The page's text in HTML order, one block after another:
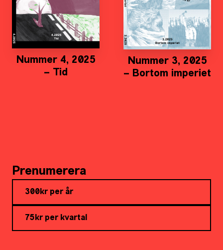
Nummer 4, 2025
– Tid
Nummer 3, 2025
– Bortom imperiet
Prenumerera
300kr per år
75kr per kvartal